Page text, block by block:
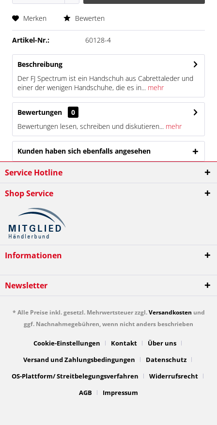
Merken Bewerten
Artikel-Nr.: 60128-4
Beschreibung
Der FJ Spectrum ist ein Handschuh aus Cabrettaleder und
einer der wenigen Handschuhe, die es in... mehr
Bewertungen
0
Bewertungen lesen, schreiben und diskutieren... mehr
Kunden haben sich ebenfalls angesehen
Service Hotline
Shop Service
Informationen
Newsletter
* Alle Preise inkl. gesetzl. Mehrwertsteuer zzgl.Versandkosten und
ggf. Nachnahmegebühren, wenn nicht anders beschrieben
Cookie-Einstellungen Kontakt
Über uns
Versand und Zahlungsbedingungen
Datenschutz
OS-Plattform/ Streitbelegungsverfahren
Widerrufsrecht
AGB
Impressum